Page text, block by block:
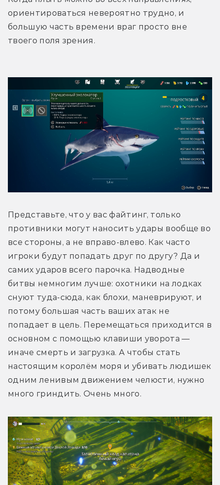
ориентироваться невероятно трудно, и
большую часть времени враг просто вне
твоего поля зрения.
Представьте, что у вас файтинг, только
противники могут наносить удары вообще во
все стороны, а не вправо-влево. Как часто
игроки будут попадать друг по другу? Да и
самих ударов всего парочка. Надводные
битвы немногим лучше: охотники на лодках
снуют туда-сюда, как блохи, маневрируют, и
потому большая часть ваших атак не
попадает в цель. Перемещаться приходится в
основном с помощью клавиши уворота —
иначе смерть и загрузка. А чтобы стать
настоящим королём моря и убивать людишек
одним ленивым движением челюсти, нужно
много гриндить. Очень много.